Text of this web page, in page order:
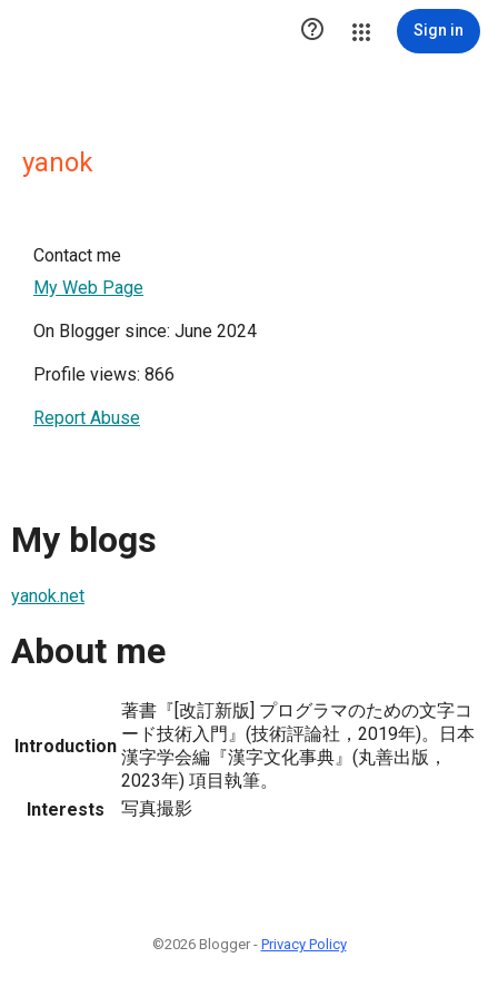
 Sign in
yanok
Contact me
My Web Page
On Blogger since: June 2024
Profile views: 866
Report Abuse
My blogs
yanok.net
About me
Introduction
著書『[改訂新版] プログラマのための文字コ
ード技術入門』(技術評論社，2019年)。日本
漢字学会編『漢字文化事典』(丸善出版，
2023年) 項目執筆。
Interests
写真撮影
©2026 Blogger - Privacy Policy